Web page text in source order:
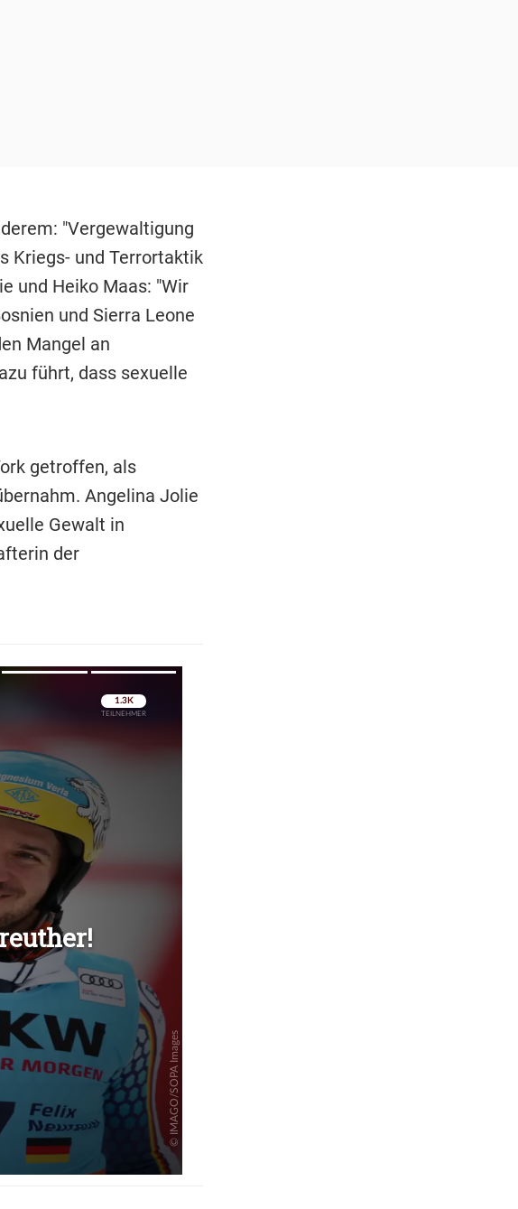
"Vergewaltigung
Kriegs- und Terrortaktik
und Heiko Maas: "Wir
und Sierra Leone
Mangel an
führt, dass sexuelle
getroffen, als
Angelina Jolie
Gewalt in
der
Überspringen